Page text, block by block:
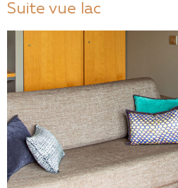
Suite vue lac